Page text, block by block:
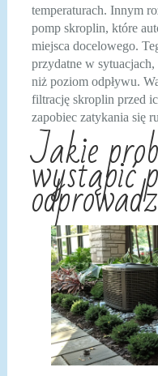
temperaturach. Innym
pomp skroplin, które
miejsca docelowego.
przydatne w
niż poziom odpływu.
filtrację skroplin przed
zapobiec zatykania się
Jakie
wystąpić